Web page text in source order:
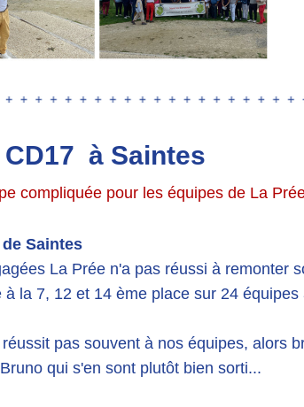
CD17  à Saintes
compliquée pour les équipes de La
Saintes
La Prée n'a pas réussi à remonter
à la 7, 12 et 14 ème place sur 24 équipes
pas souvent à nos équipes, alors
qui s'en sont plutôt bien sorti...